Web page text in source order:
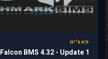
פאצ'ים
Falcon BMS 4.32 - Update 1